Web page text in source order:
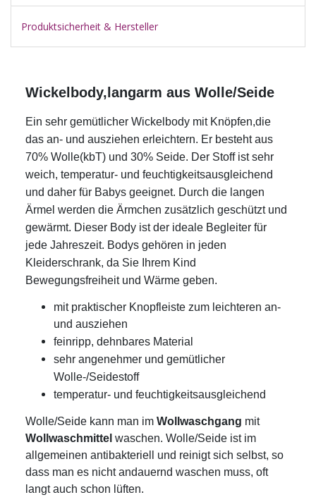
Produktsicherheit & Hersteller
Wickelbody,langarm aus Wolle/Seide
Ein sehr gemütlicher Wickelbody mit Knöpfen,die
das an- und ausziehen erleichtern. Er besteht aus
70% Wolle(kbT) und 30% Seide. Der Stoff ist sehr
weich, temperatur- und feuchtigkeitsausgleichend
und daher für Babys geeignet. Durch die langen
Ärmel werden die Ärmchen zusätzlich geschützt und
gewärmt. Dieser Body ist der ideale Begleiter für
jede Jahreszeit. Bodys gehören in jeden
Kleiderschrank, da Sie Ihrem Kind
Bewegungsfreiheit und Wärme geben.
mit praktischer Knopfleiste zum leichteren an-
und ausziehen
feinripp, dehnbares Material
sehr angenehmer und gemütlicher
Wolle-/Seidestoff
temperatur- und feuchtigkeitsausgleichend
Wolle/Seide kann man im Wollwaschgang mit
Wollwaschmittel waschen. Wolle/Seide ist im
allgemeinen antibakteriell und reinigt sich selbst, so
dass man es nicht andauernd waschen muss, oft
langt auch schon lüften.